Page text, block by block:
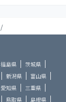
/
福島県
茨城県
新潟県
富山県
愛知県
三重県
鳥取県 島根県